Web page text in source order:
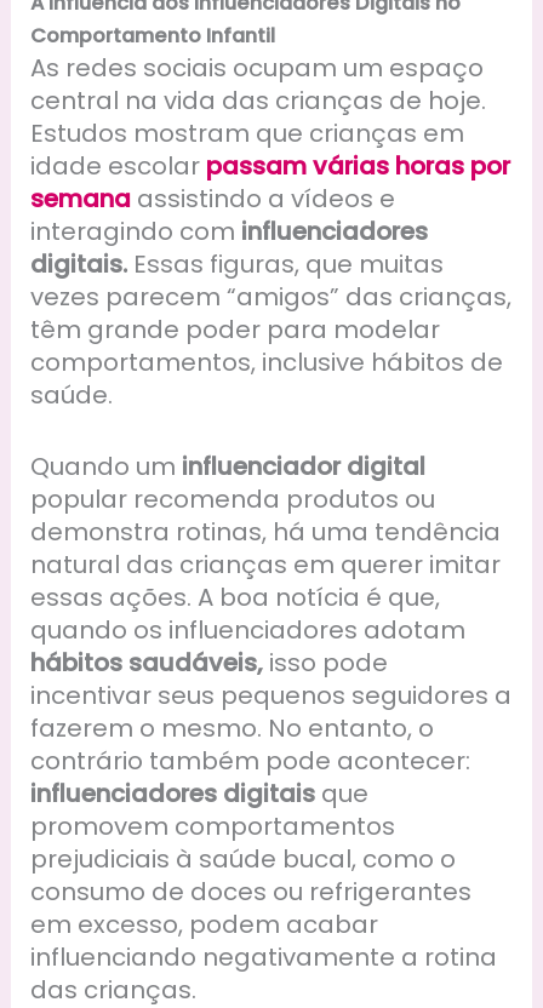
Comportamento Infantil
As redes sociais ocupam um espaço
central na vida das crianças de hoje.
Estudos mostram que crianças em
idade escolar passam várias horas por
semana assistindo a vídeos e
interagindo com influenciadores
digitais. Essas figuras, que muitas
vezes parecem “amigos” das crianças,
têm grande poder para modelar
comportamentos, inclusive hábitos de
saúde.
Quando um influenciador digital
popular recomenda produtos ou
demonstra rotinas, há uma tendência
natural das crianças em querer imitar
essas ações. A boa notícia é que,
quando os influenciadores adotam
hábitos saudáveis, isso pode
incentivar seus pequenos seguidores a
fazerem o mesmo. No entanto, o
contrário também pode acontecer:
influenciadores digitais que
promovem comportamentos
prejudiciais à saúde bucal, como o
consumo de doces ou refrigerantes
em excesso, podem acabar
influenciando negativamente a rotina
das crianças.